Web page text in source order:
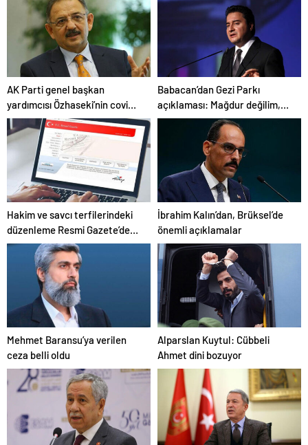
AK Parti genel başkan
yardımcısı Özhaseki’nin covid-
19 testi pozitif çıktı
Babacan’dan Gezi Parkı
açıklaması: Mağdur değilim,
şikayetçi de değilim
Hakim ve savcı terfilerindeki
düzenleme Resmi Gazete’de
yayımlandı
İbrahim Kalın’dan, Brüksel’de
önemli açıklamalar
Mehmet Baransu’ya verilen
ceza belli oldu
Alparslan Kuytul: Cübbeli
Ahmet dini bozuyor